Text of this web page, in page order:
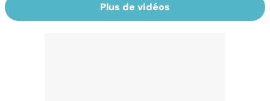
Plus de vidéos